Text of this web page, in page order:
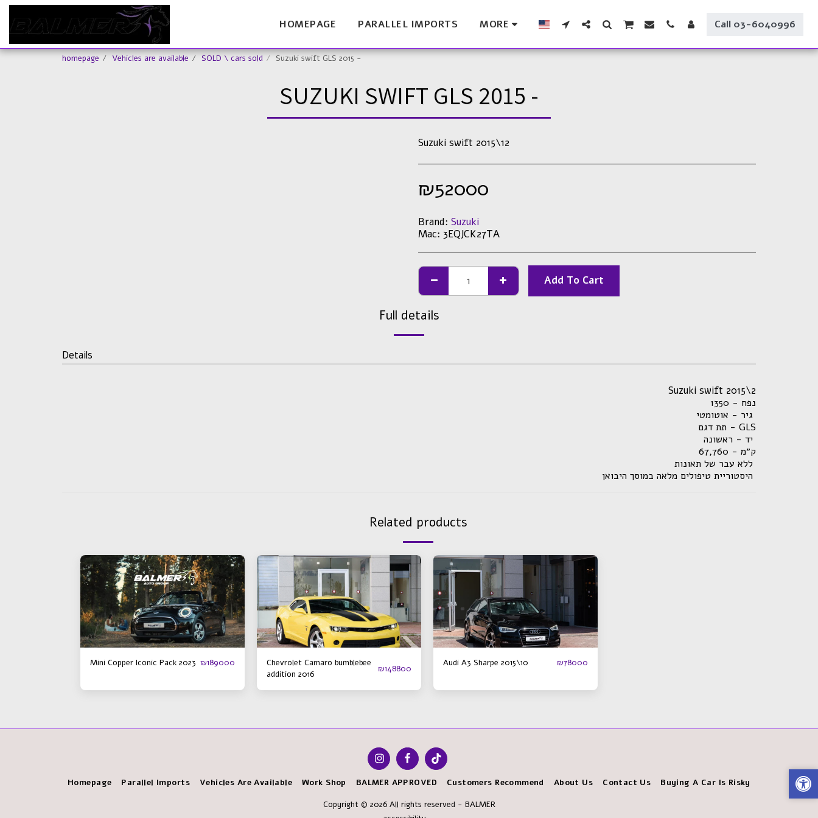
HOMEPAGE PARALLEL IMPORTS MORE Call 03-6040996
homepage Vehicles are available SOLD \ cars sold Suzuki swift GLS 2015 -
SUZUKI SWIFT GLS 2015 -
Suzuki swift 2015\12
₪52000
Brand: Suzuki
Mac: 3EQJCK27TA
Add To Cart
Full details
Details
Suzuki swift 2015\2
נפח - 1350
תת דגם - GLS
ק״מ - 67,760
Related products
Mini Copper Iconic Pack 2023 ₪189000
Chevrolet Camaro bumblebee
addition 2016
₪148800
Audi A3 Sharpe 2015\10 ₪78000
Homepage Parallel Imports Vehicles Are Available Work Shop BALMER APPROVED Customers Recommend About Us Contact Us
Buying A Car Is Risky
Copyright © 2026 All rights reserved - BALMER